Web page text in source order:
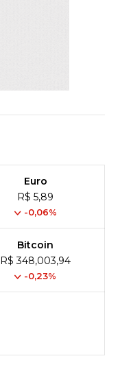
Euro
R$ 5,89
-0,06%
Bitcoin
R$ 348,003,94
-0,23%